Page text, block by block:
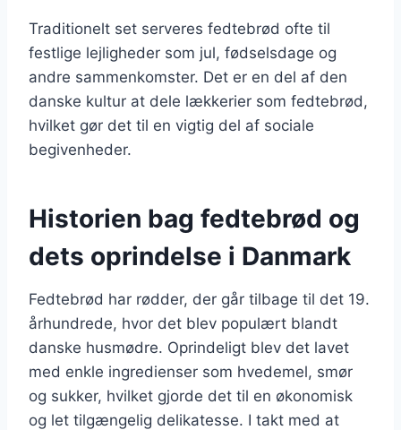
Traditionelt set serveres fedtebrød ofte til
festlige lejligheder som jul, fødselsdage og
andre sammenkomster. Det er en del af den
danske kultur at dele lækkerier som fedtebrød,
hvilket gør det til en vigtig del af sociale
begivenheder.
Historien bag fedtebrød og
dets oprindelse i Danmark
Fedtebrød har rødder, der går tilbage til det 19.
århundrede, hvor det blev populært blandt
danske husmødre. Oprindeligt blev det lavet
med enkle ingredienser som hvedemel, smør
og sukker, hvilket gjorde det til en økonomisk
og let tilgængelig delikatesse. I takt med at